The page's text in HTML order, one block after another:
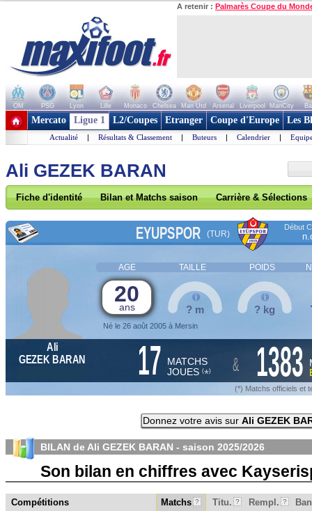
A retenir : Palmarès Coupe du
OM PSG Lyon Lille Monaco Chelsea Man Utd Arsenal Liverpool ManCity
+ de clubs
Mercato Ligue 1 L2/Coupes Etranger Coupe d'Europe Les
Actualité | Résultats & Classement | Buteurs | Calendrier |
Ali GEZEK BARAN
Fiche d'identité Bilan et Matchs saison Carrière & Sélections
EYUPSPOR (TUR)
Début
AGE TAILLE POIDS
20
ans
Né le 26 août 2005 à Mersin
? m ? kg
Ali
GEZEK BARAN
17 MATCHS
JOUES (*) & 1383
(*) Matchs officiels et
Donnez votre avis sur Ali GEZEK
BILAN de Ali GEZEK BARAN - saison 2025/2026
Son bilan en chiffres avec
Compétitions Matchs ? Titu. ? Rempl. ?